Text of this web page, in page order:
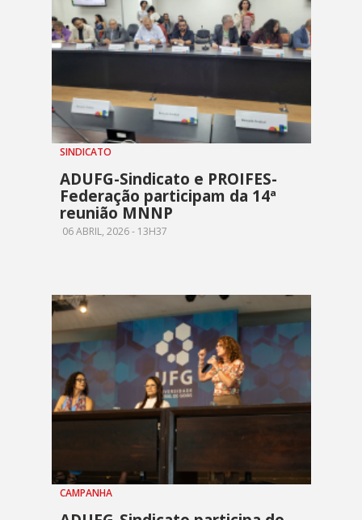
SINDICATO
ADUFG-Sindicato e PROIFES-
Federação participam da 14ª
reunião MNNP
06 ABRIL, 2026 - 13H37
CAMPANHA